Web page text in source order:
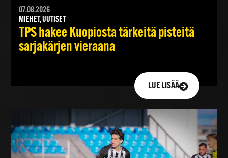
07.08.2026
MIEHET, UUTISET
TPS hakee Kuopiosta tärkeitä pisteitä
sarjakärjen vieraana
LUE LISÄÄ